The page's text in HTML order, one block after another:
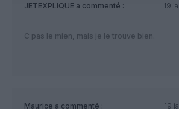
JETEXPLIQUE a commenté :
19
C pas le mien, mais je le trouve bien.
Maurice a commenté :
19